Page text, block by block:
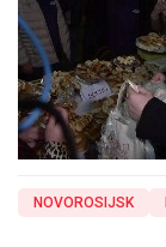
NOVOROSIJSK